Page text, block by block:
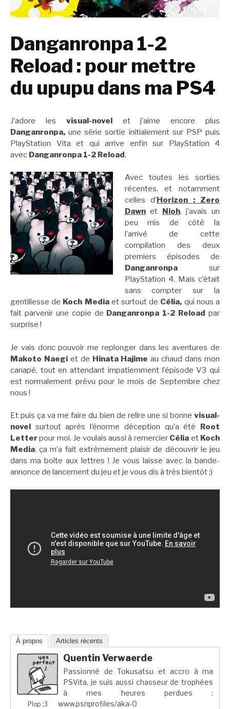
Danganronpa 1-2
Reload : pour mettre
du upupu dans ma PS4
J’adore les visual-novelet j’aime encore plus
Danganronpa, une série sortie initialement sur PSP puis
PlayStation Vita et qui arrive enfin sur PlayStation 4
avec Danganronpa 1-2 Reload.
Avec toutes les sorties
récentes, et notamment
celles d’Horizon : Zero
Dawnet Nioh, j’avais un
peu mis de côté la
l’arrivé de cette
compilation des deux
premiers épisodes de
Danganronpasur
PlayStation 4. Mais c’était
sans compter sur la
gentillesse de Koch Mediaet surtout de Célia, qui nous a
fait parvenir une copie de Danganronpa 1-2 Reload par
surprise !
Je vais donc pouvoir me replonger dans les aventures de
Makoto Naegiet de Hinata Hajime au chaud dans mon
canapé, tout en attendant impatiemment l’épisode V3 qui
est normalement prévu pour le mois de Septembre chez
nous !
Et puis ça va me faire du bien de relire une si bonne visual-
novel surtout après l’énorme déception qu’a été Root
Letterpour moi. Je voulais aussi à remercier Célia et Koch
Media, ça m’a fait extrêmement plaisir de découvrir le jeu
dans ma boîte aux lettres ! Je vous laisse avec la bande-
annonce de lancement du jeu et je vous dis à très bientôt ;)
À propos Articles récents
Plop ;3
Quentin Verwaerde
Passionné de Tokusatsu et accro à ma
PSVita, je suis aussi chasseur de trophées
à mes heures perdues :
www.psnprofiles/aka-0